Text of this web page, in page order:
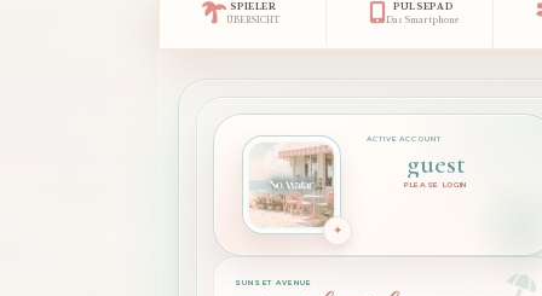
SPIELER
ÜBERSICHT
PULSEPAD
Das Smartphone
guest
PLEASE LOGIN
SUNSET AVENUE